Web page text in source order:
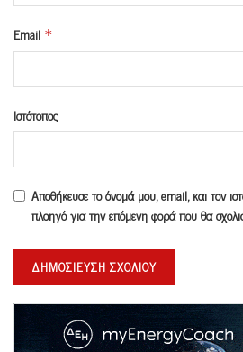
Email *
Ιστότοπος
Αποθήκευσε το όνομά μου, email, και τον
πλοηγό για την επόμενη φορά που θα